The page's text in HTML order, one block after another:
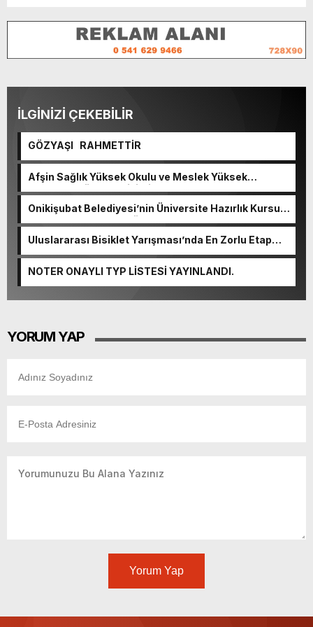
İLGİNİZİ ÇEKEBİLİR
GÖZYAŞI RAHMETTİR
Afşin Sağlık Yüksek Okulu ve Meslek Yüksek
Okulunda görev değişimi!
Onikişubat Belediyesi’nin Üniversite Hazırlık Kursu
başvurularında son gün 7 Ağustos.
Uluslararası Bisiklet Yarışması’nda En Zorlu Etap
NOTER ONAYLI TYP LİSTESİ YAYINLANDI.
YORUM YAP
Yorum Yap